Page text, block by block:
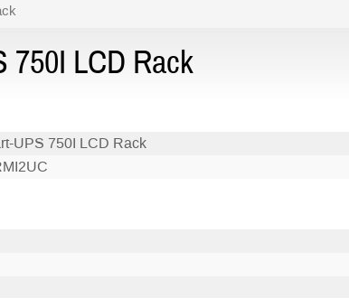
750I LCD Rack
UPS 750I LCD Rack